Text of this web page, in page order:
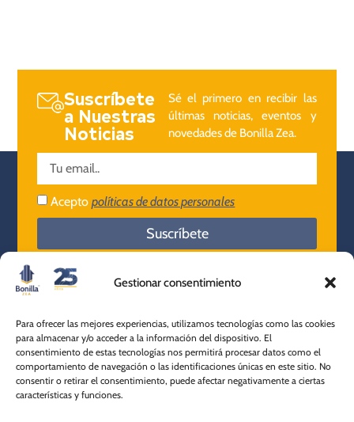
Gestionar consentimiento
Para ofrecer las mejores experiencias, utilizamos tecnologías como las cookies
para almacenar y/o acceder a la información del dispositivo. El
consentimiento de estas tecnologías nos permitirá procesar datos como el
comportamiento de navegación o las identificaciones únicas en este sitio. No
consentir o retirar el consentimiento, puede afectar negativamente a ciertas
características y funciones.
Suscríbete
a Nuestras
Noticias
Sé el primero en recibir las
últimas noticias, eventos y
novedades de Bonilla Zea.
Aceptopolíticas de datos personales
Suscríbete
Ibagué - Tolima
604 501 2180
+57 316 820 9534
empresa
Servicio al